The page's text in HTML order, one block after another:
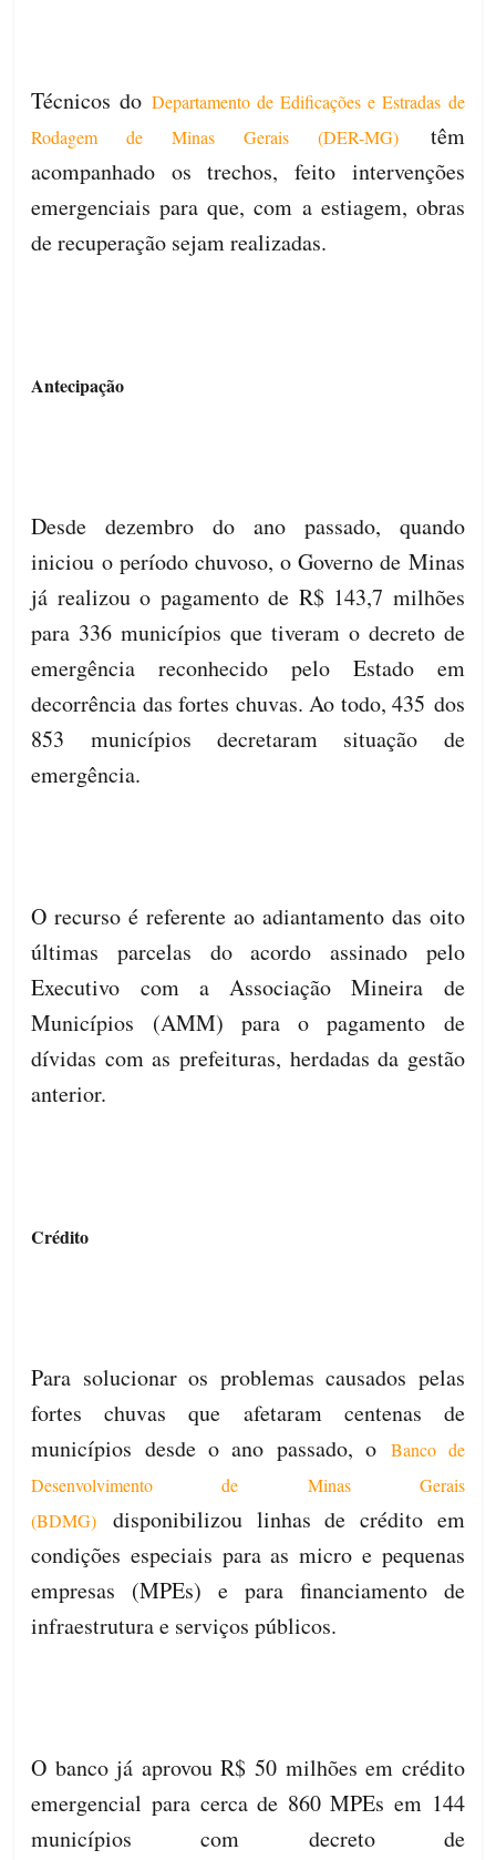
Técnicos do Departamento de Edificações e Estradas de
Rodagem de Minas Gerais (DER-MG)têm
acompanhado os trechos, feito intervenções
emergenciais para que, com a estiagem, obras
de recuperação sejam realizadas.
Antecipação
Desde dezembro do ano passado, quando
iniciou o período chuvoso, o Governo de Minas
já realizou o pagamento de R$ 143,7 milhões
para 336 municípios que tiveram o decreto de
emergência reconhecido pelo Estado em
decorrência das fortes chuvas. Ao todo, 435 dos
853 municípios decretaram situação de
emergência.
O recurso é referente ao adiantamento das oito
últimas parcelas do acordo assinado pelo
Executivo com a Associação Mineira de
Municípios (AMM) para o pagamento de
dívidas com as prefeituras, herdadas da gestão
anterior.
Crédito
Para solucionar os problemas causados pelas
fortes chuvas que afetaram centenas de
municípios desde o ano passado, oBanco de
Desenvolvimento de Minas Gerais
(BDMG)
disponibilizou linhas de crédito em
condições especiais para as micro e pequenas
empresas (MPEs) e para financiamento de
infraestrutura e serviços públicos.
O banco já aprovou R$ 50 milhões em crédito
emergencial para cerca de 860 MPEs em 144
municípios com decreto de